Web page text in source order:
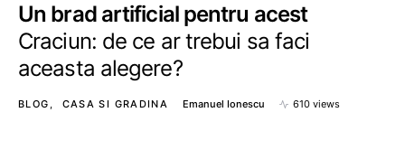
Un brad artificial pentru acest
Craciun: de ce ar trebui sa faci
aceasta alegere?
BLOG CASA SI GRADINA Emanuel Ionescu 610 views